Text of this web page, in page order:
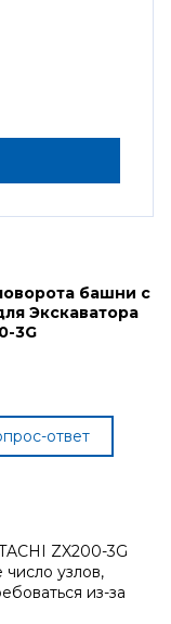
башни с
Экскаватора
3G
ответ
ZX200-3G
число узлов,
из-за